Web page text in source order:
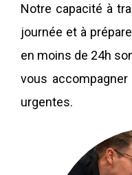
Notre capacité à
journée et à
en moins de 24h
vous
urgentes.